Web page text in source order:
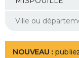
Mobiles
Meilleur smartphone
Internet
Ordinateurs
Jeux vidéo
Guide high-tech
Aménagement intérieur
LIFESTYLE
NOUVEAU :